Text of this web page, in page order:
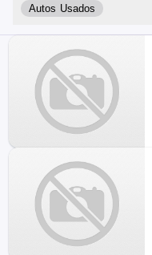
Autos Usados